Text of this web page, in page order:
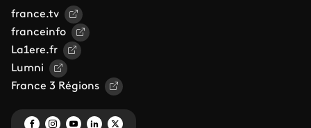
france.tv
franceinfo
La1ere.fr
Lumni
France 3 Régions